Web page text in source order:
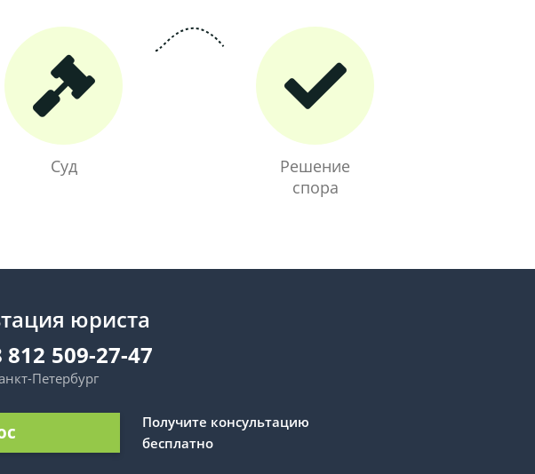
Суд
Решение
спора
юриста
812 509-27-47
Петербург
Получите консультацию
бесплатно